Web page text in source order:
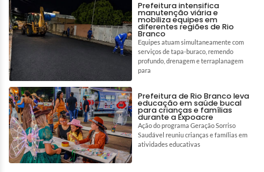
Prefeitura intensifica
manutenção viária e
mobiliza equipes em
diferentes regiões de Rio
Branco
Equipes atuam simultaneamente com
serviços de tapa-buraco, remendo
profundo, drenagem e terraplanagem
para
Prefeitura de Rio Branco leva
educação em saúde bucal
para crianças e famílias
durante a Expoacre
Ação do programa Geração Sorriso
Saudável reuniu crianças e famílias em
atividades educativas